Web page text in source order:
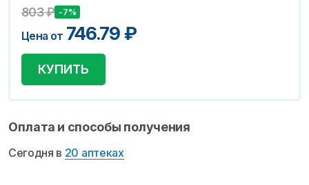
803₽ -7%
Цена от 746.79 ₽
КУПИТЬ
Оплата и способы получения
Сегодня в 20 аптеках